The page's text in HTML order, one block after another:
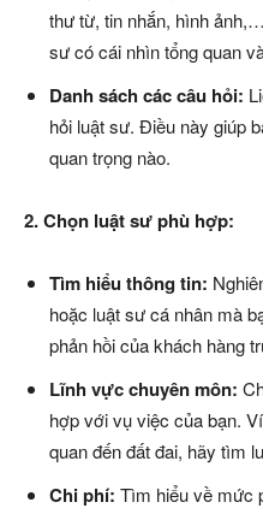
thư từ, tin nhắn, hình
sư có cái nhìn tổng quan
Danh sách các câu hỏi:
hỏi luật sư. Điều này giúp
quan trọng nào.
2. Chọn luật sư phù hợp:
Tìm hiểu thông tin:
hoặc luật sư cá nhân mà
phản hồi của khách hàng
Lĩnh vực chuyên môn:
hợp với vụ việc của bạn.
quan đến đất đai, hãy tìm
Chi phí: Tìm hiểu về mức